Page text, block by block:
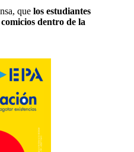
que los estudiantes
dentro de la